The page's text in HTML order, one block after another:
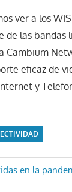
ver a los
de las
Cambium
eficaz de
Internet y
en la